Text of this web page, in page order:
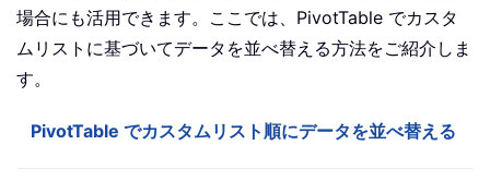
場合にも活用できます。ここでは、PivotTable でカスタ
ムリストに基づいてデータを並べ替える方法をご紹介しま
す。
PivotTable でカスタムリスト順にデータを並べ替える